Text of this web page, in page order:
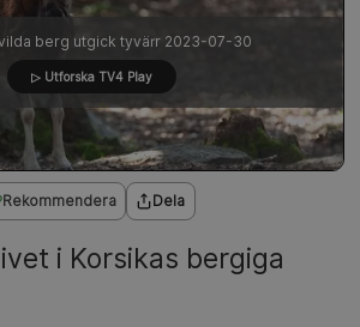
Rekommendera Dela
i Korsikas bergiga
berg utgick tyvärr 2023-07-30
▷ Utforska TV4 Play